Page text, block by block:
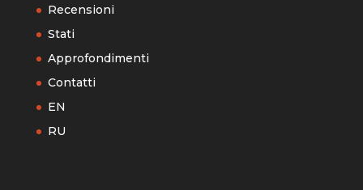
Recensioni
Stati
Approfondimenti
Contatti
EN
RU